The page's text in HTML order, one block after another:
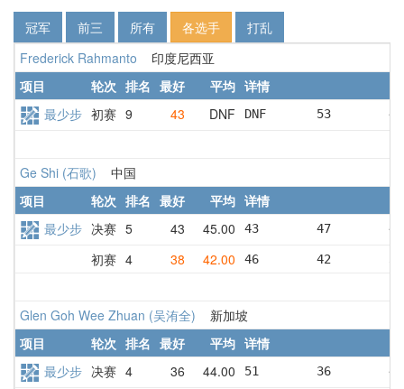
冠军 前三 所有 各选手
打乱
Frederick Rahmanto 印度尼西亚
项目
轮次 排名 最好 平均 详情
最少步 初赛 9 43 DNF DNF       53        43
Ge Shi (石歌) 中国
项目
轮次 排名 最好 平均 详情
最少步 决赛 5 43 45.00 43        47        45
初赛 4 38 42.00 46        42        38
Glen Goh Wee Zhuan (吴洧全) 新加坡
项目
轮次 排名 最好 平均 详情
最少步 决赛 4 36 44.00 51        36        45